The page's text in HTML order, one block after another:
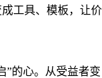
工具、模板，让价
”的心。从受益者变